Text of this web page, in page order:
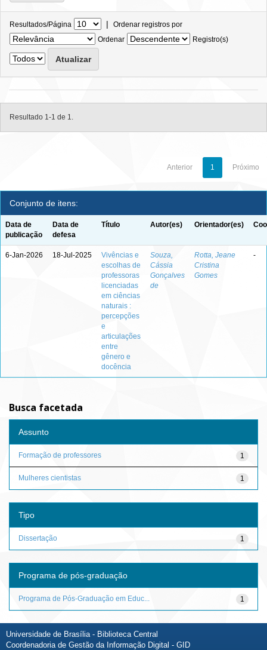
Resultados/Página | Ordenar registros por
Ordenar
Registro(s)
Resultado 1-1 de 1.
Anterior 1 Próximo
Conjunto de itens:
Data de
publicação
Data de
defesa
Título Autor(es) Orientador(es)
6-Jan-2026 18-Jul-2025
Vivências e
escolhas de
professoras
licenciadas
em ciências
naturais :
percepções
e
articulações
entre
gênero e
docência
Souza,
Cássia
Gonçalves
de
Rotta, Jeane
Cristina
Gomes
-
Busca facetada
Assunto
1
Formação de professores
1
Mulheres cientistas
Tipo
1
Dissertação
Programa de pós-graduação
1
Programa de Pós-Graduação em Educ...
Universidade de Brasília - Biblioteca Central
Coordenadoria de Gestão da Informação Digital - GID